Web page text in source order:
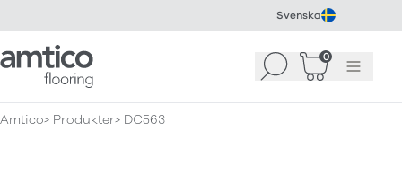
Svenska
Amtico Flooring Sök 0
Korg 0)Meny
Amtico Produkter DC563